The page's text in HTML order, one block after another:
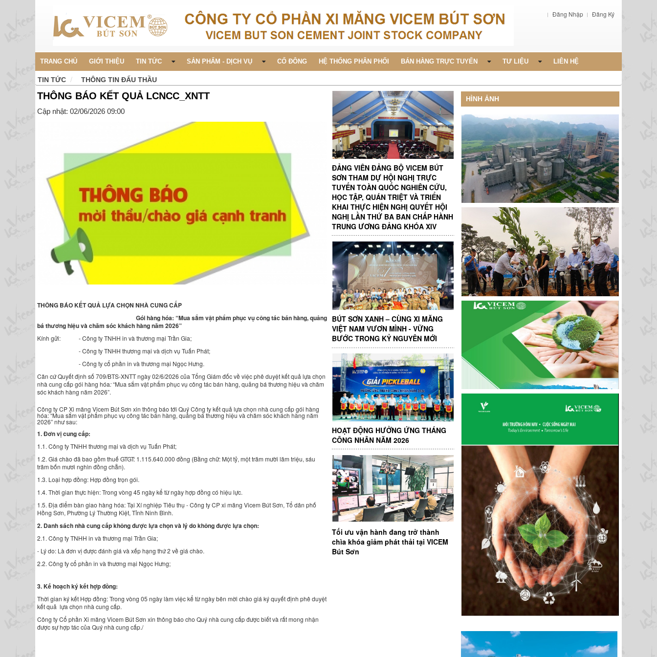
Đăng Nhập Đăng Ký
TRANG CHỦ GIỚI THIỆU TIN TỨC SẢN PHẨM - DỊCH VỤ CỔ ĐÔNG HỆ THỐNG PHÂN PHỐI BÁN HÀNG TRỰC TUYẾN TƯ LIỆU LIÊN HỆ
TIN TỨC THÔNG TIN ĐẤU THẦU
THÔNG BÁO KẾT QUẢ LCNCC_XNTT
Cập nhật: 02/06/2026 09:00
THÔNG BÁO KẾT QUẢ LỰA CHỌN NHÀ CUNG CẤP
Gói hàng hóa: “Mua sắm vật phẩm phục vụ công tác bán hàng, quảng
bá thương hiệu và chăm sóc khách hàng năm 2026”
Kính gửi:
- Công ty TNHH in và thương mại Trần Gia;
- Công ty TNHH thương mại và dịch vụ Tuấn Phát;
- Công ty cổ phần in và thương mại Ngọc Hưng.
Căn cứ Quyết định số 709/BTS-XNTT ngày 02/6/2026 của Tổng Giám đốc về việc phê duyệt kết quả lựa chọn
nhà cung cấp gói hàng hóa:“Mua sắm vật phẩm phục vụ công tác bán hàng, quảng bá thương hiệu và chăm
sóc khách hàng năm 2026”.
Công ty CP Xi măng Vicem Bút Sơn xin thông báo tới Quý Công ty kết quả lựa chọn nhà cung cấp gói hàng
hóa: “Mua sắm vật phẩm phục vụ công tác bán hàng, quảng bá thương hiệu và chăm sóc khách hàng năm
2026” như sau:
1. Đơn vị cung cấp:
1.1. Công ty TNHH thương mại và dịch vụ Tuấn Phát;
1.2. Giá chào đã bao gồm thuế GTGT: 1.115.640.000 đồng (Bằng chữ: Một tỷ, một trăm mười lăm triệu, sáu
trăm bốn mươi nghìn đồng chẵn).
1.3. Loại hợp đồng: Hợp đồng trọn gói.
1.4. Thời gian thực hiện: Trong vòng 45 ngày kể từ ngày hợp đồng có hiệu lực.
1.5. Địa điểm bàn giao hàng hóa: Tại Xí nghiệp Tiêu thụ - Công ty CP xi măng Vicem Bút Sơn, Tổ dân phố
Hồng Sơn, Phường Lý Thường Kiệt, Tỉnh Ninh Bình.
2. Danh sách nhà cung cấp không được lựa chọn và lý do không được lựa chọn:
2.1. Công ty TNHH in và thương mại Trần Gia;
- Lý do: Là đơn vị được đánh giá và xếp hạng thứ 2 về giá chào.
2.2. Công ty cổ phần in và thương mại Ngọc Hưng;
3. Kế hoạch ký kết hợp đồng:
Thời gian ký kết Hợp đồng: Trong vòng 05 ngày làm việc kể từ ngày bên mời chào giá ký quyết định phê duyệt
kết quả lựa chọn nhà cung cấp.
Công ty Cổ phần Xi măng Vicem Bút Sơn xin thông báo cho Quý nhà cung cấp được biết và rất mong nhận
được sự hợp tác của Quý nhà cung cấp./
ĐẢNG VIÊN ĐẢNG BỘ VICEM BÚT
SƠN THAM DỰ HỘI NGHỊ TRỰC
TUYẾN TOÀN QUỐC NGHIÊN CỨU,
HỌC TẬP, QUÁN TRIỆT VÀ TRIỂN
KHAI THỰC HIỆN NGHỊ QUYẾT HỘI
NGHỊ LẦN THỨ BA BAN CHẤP HÀNH
TRUNG ƯƠNG ĐẢNG KHÓA XIV
BÚT SƠN XANH – CÙNG XI MĂNG
VIỆT NAM VƯƠN MÌNH - VỮNG
BƯỚC TRONG KỶ NGUYÊN MỚI
HOẠT ĐỘNG HƯỞNG ỨNG THÁNG
CÔNG NHÂN NĂM 2026
Tối ưu vận hành đang trở thành
chìa khóa giảm phát thải tại VICEM
Bút Sơn
HÌNH ẢNH